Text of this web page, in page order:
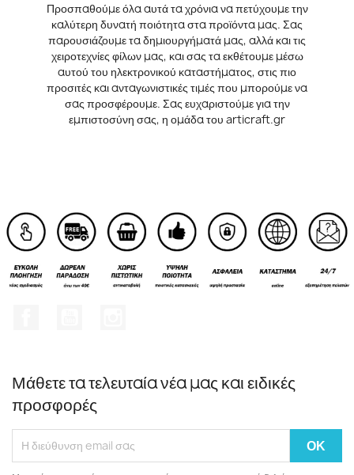
Προσπαθούμε όλα αυτά τα χρόνια να πετύχουμε την
καλύτερη δυνατή ποιότητα στα προϊόντα μας. Σας
παρουσιάζουμε τα δημιουργήματά μας, αλλά και τις
χειροτεχνίες φίλων μας, και σας τα εκθέτουμε μέσω
αυτού του ηλεκτρονικού καταστήματος, στις πιο
προσιτές και ανταγωνιστικές τιμές που μπορούμε να
σας προσφέρουμε. Σας ευχαριστούμε για την
εμπιστοσύνη σας, η ομάδα του articraft.gr
Μάθετε τα τελευταία νέα μας και ειδικές
προσφορές